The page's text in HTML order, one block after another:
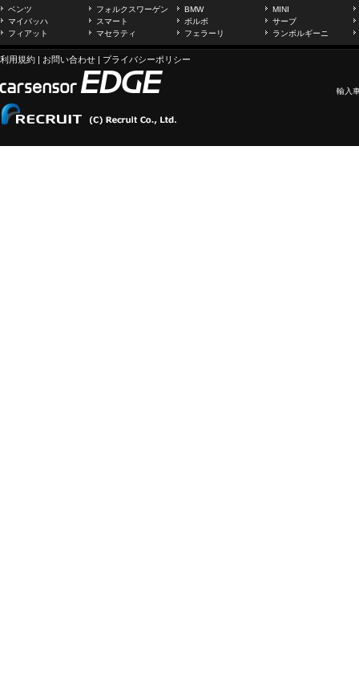
ベンツ フォルクスワーゲン BMW
MINI
マイバッハ
スマート ボルボ
サーブ
フィアット
マセラティ フェラーリ ランボルギーニ
利用規約 | お問い合わせ | プライバシーポリシー
輸入